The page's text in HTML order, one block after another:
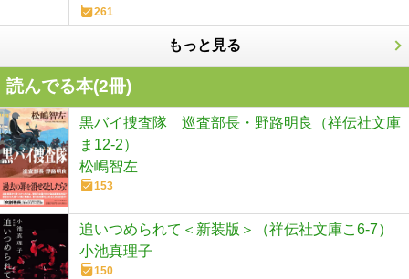
261
もっと見る
読んでる本(2冊)
黒バイ捜査隊 巡査部長・野路明良（祥伝社文庫
ま12-2）
松嶋智左
153
追いつめられて＜新装版＞（祥伝社文庫こ6-7）
小池真理子
150